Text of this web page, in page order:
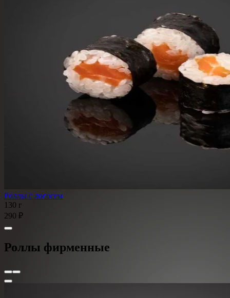
Роллы с лососем
130 г
290 ₽
Роллы фирменные